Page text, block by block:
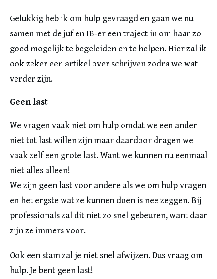
Gelukkig heb ik om hulp gevraagd en gaan we nu
samen met de juf en IB-er een traject in om haar zo
goed mogelijk te begeleiden en te helpen. Hier zal ik
ook zeker een artikel over schrijven zodra we wat
verder zijn.
Geen last
We vragen vaak niet om hulp omdat we een ander
niet tot last willen zijn maar daardoor dragen we
vaak zelf een grote last. Want we kunnen nu eenmaal
niet alles alleen!
We zijn geen last voor andere als we om hulp vragen
en het ergste wat ze kunnen doen is nee zeggen. Bij
professionals zal dit niet zo snel gebeuren, want daar
zijn ze immers voor.
Ook een stam zal je niet snel afwijzen. Dus vraag om
hulp. Je bent geen last!